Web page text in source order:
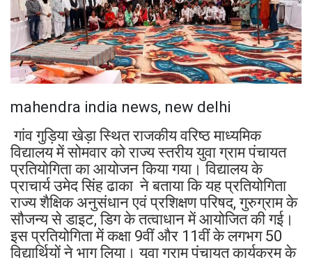
mahendra india news, new delhi
गांव गुड़िया खेड़ा स्थित राजकीय वरिष्ठ माध्यमिक
विद्यालय में सोमवार को राज्य स्तरीय युवा ग्राम पंचायत
प्रतियोगिता का आयोजन किया गया। विद्यालय के
प्राचार्य उमेद सिंह ढाका ने बताया कि यह प्रतियोगिता
राज्य शैक्षिक अनुसंधान एवं प्रशिक्षण परिषद, गुरुग्राम के
सौजन्य से डाइट, डिग के तत्वाधान में आयोजित की गई।
इस प्रतियोगिता में कक्षा 9वीं और 11वीं के लगभग 50
विद्यार्थियों ने भाग लिया। युवा ग्राम पंचायत कार्यक्रम के